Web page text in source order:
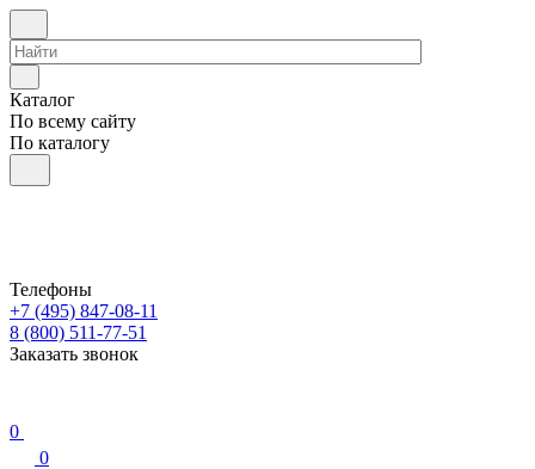
Каталог
По всему сайту
По каталогу
Телефоны
+7 (495) 847-08-11
8 (800) 511-77-51
Заказать звонок
0
0